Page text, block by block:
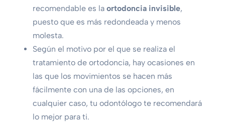
recomendable es la ortodoncia invisible,
puesto que es más redondeada y menos
molesta.
Según el motivo por el que se realiza el
tratamiento de ortodoncia, hay ocasiones en
las que los movimientos se hacen más
fácilmente con una de las opciones, en
cualquier caso, tu odontólogo te recomendará
lo mejor para ti.